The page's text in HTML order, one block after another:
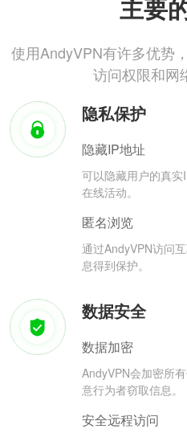
主要
使用AndyVPN有许多优势
访问权限和网
隐私保护
隐藏IP地址
可以隐藏用户的真
在线活动。
匿名浏览
通过AndyVPN访问
息得到保护。
数据安全
数据加密
AndyVPN会加密所
意行为者窃取信息。
安全远程访问